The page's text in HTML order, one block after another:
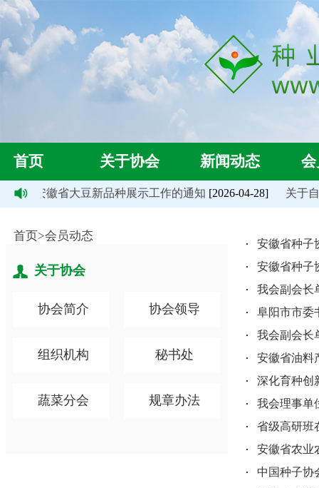
首页 关于协会 新闻动态
度安徽省大豆新品种展示工作的通知 [2026-04-28] 关于自
首页>会员动态
关于协会
协会简介 协会领导
组织机构 秘书处
蔬菜分会 规章办法
安徽省种子
安徽省种子
我会副会长
阜阳市市委
我会副会长
安徽省油料
深化育种创
我会理事单
省级高研班
安徽省农业
中国种子协